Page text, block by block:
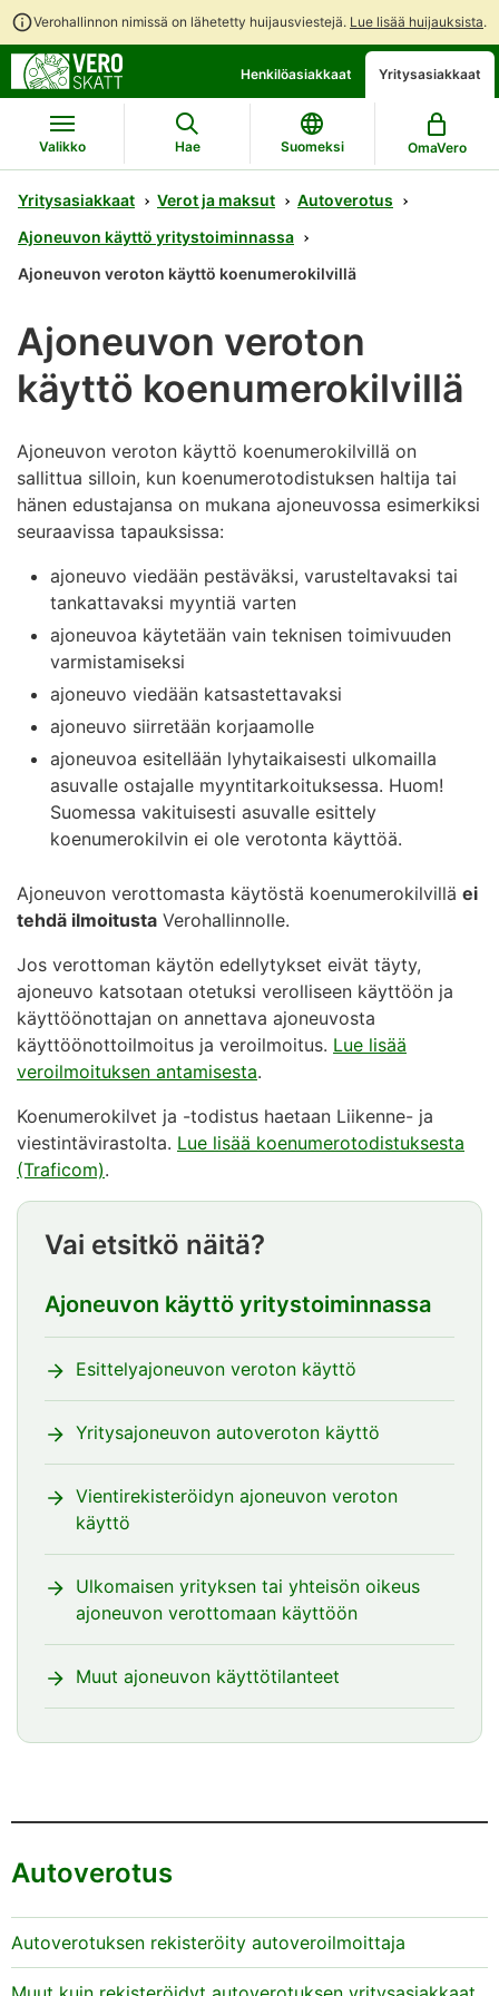
Verohallinnon nimissä on lähetetty huijausviestejä. Lue lisää huijauksista.
suoraan
sisältöön
koko
sivuston
hakuun
Henkilöasiakkaat Yritysasiakkaat
Valikko Hae Suomeksi OmaVero
Yritysasiakkaat Verot ja maksut
Autoverotus
Ajoneuvon käyttö yritystoiminnassa
Ajoneuvon veroton käyttö koenumerokilvillä
Ajoneuvon veroton
käyttö koenumerokilvillä
Ajoneuvon veroton käyttö koenumerokilvillä on
sallittua silloin, kun koenumerotodistuksen haltija tai
hänen edustajansa on mukana ajoneuvossa esimerkiksi
seuraavissa tapauksissa:
ajoneuvo viedään pestäväksi, varusteltavaksi tai
tankattavaksi myyntiä varten
ajoneuvoa käytetään vain teknisen toimivuuden
varmistamiseksi
ajoneuvo viedään katsastettavaksi
ajoneuvo siirretään korjaamolle
ajoneuvoa esitellään lyhytaikaisesti ulkomailla
asuvalle ostajalle myyntitarkoituksessa. Huom!
Suomessa vakituisesti asuvalle esittely
koenumerokilvin ei ole verotonta käyttöä.
Ajoneuvon verottomasta käytöstä koenumerokilvillä ei
tehdä ilmoitusta Verohallinnolle.
Jos verottoman käytön edellytykset eivät täyty,
ajoneuvo katsotaan otetuksi verolliseen käyttöön ja
käyttöönottajan on annettava ajoneuvosta
käyttöönottoilmoitus ja veroilmoitus. Lue lisää
veroilmoituksen antamisesta.
Koenumerokilvet ja -todistus haetaan Liikenne- ja
viestintävirastolta. Lue lisää koenumerotodistuksesta
(Traficom).
Vai etsitkö näitä?
Ajoneuvon käyttö yritystoiminnassa
Esittelyajoneuvon veroton käyttö
Yritysajoneuvon autoveroton käyttö
Vientirekisteröidyn ajoneuvon veroton
käyttö
Ulkomaisen yrityksen tai yhteisön oikeus
ajoneuvon verottomaan käyttöön
Muut ajoneuvon käyttötilanteet
Autoverotus
Autoverotuksen rekisteröity autoveroilmoittaja